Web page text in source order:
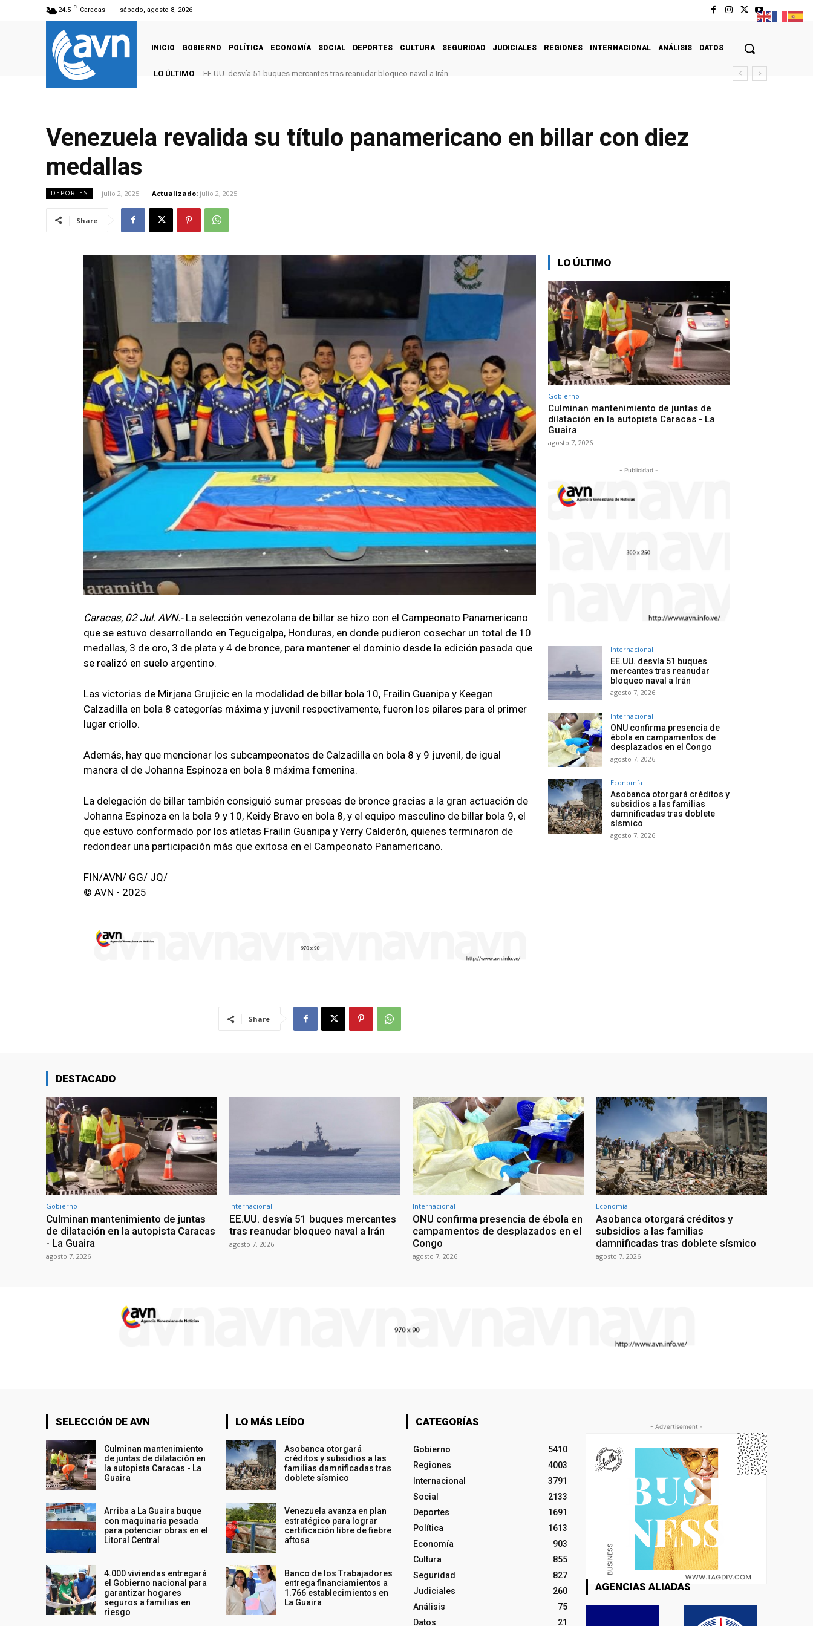
24.5 C Caracas sábado, agosto 8, 2026
INICIO GOBIERNO POLÍTICA ECONOMÍA SOCIAL DEPORTES CULTURA SEGURIDAD JUDICIALES REGIONES INTERNACIONAL ANÁLISIS DATOS
LO ÚLTIMO EE.UU. desvía 51 buques mercantes tras reanudar bloqueo naval a Irán
Venezuela revalida su título panamericano en billar con diez
medallas
DEPORTES julio 2, 2025 Actualizado: julio 2, 2025
Share
Caracas, 02 Jul. AVN.- La selección venezolana de billar se hizo con el Campeonato Panamericano
que se estuvo desarrollando en Tegucigalpa, Honduras, en donde pudieron cosechar un total de 10
medallas, 3 de oro, 3 de plata y 4 de bronce, para mantener el dominio desde la edición pasada que
se realizó en suelo argentino.
Las victorias de Mirjana Grujicic en la modalidad de billar bola 10, Frailin Guanipa y Keegan
Calzadilla en bola 8 categorías máxima y juvenil respectivamente, fueron los pilares para el primer
lugar criollo.
Además, hay que mencionar los subcampeonatos de Calzadilla en bola 8 y 9 juvenil, de igual
manera el de Johanna Espinoza en bola 8 máxima femenina.
La delegación de billar también consiguió sumar preseas de bronce gracias a la gran actuación de
Johanna Espinoza en la bola 9 y 10, Keidy Bravo en bola 8, y el equipo masculino de billar bola 9, el
que estuvo conformado por los atletas Frailin Guanipa y Yerry Calderón, quienes terminaron de
redondear una participación más que exitosa en el Campeonato Panamericano.
FIN/AVN/ GG/ JQ/
© AVN - 2025
Share
LO ÚLTIMO
Gobierno
Culminan mantenimiento de juntas de
dilatación en la autopista Caracas - La
Guaira
agosto 7, 2026
- Publicidad -
Internacional
EE.UU. desvía 51 buques
mercantes tras reanudar
bloqueo naval a Irán
agosto 7, 2026
Internacional
ONU confirma presencia de
ébola en campamentos de
desplazados en el Congo
agosto 7, 2026
Economía
Asobanca otorgará créditos y
subsidios a las familias
damnificadas tras doblete
sísmico
agosto 7, 2026
DESTACADO
Gobierno
Culminan mantenimiento de juntas
de dilatación en la autopista Caracas
- La Guaira
agosto 7, 2026
Internacional
EE.UU. desvía 51 buques mercantes
tras reanudar bloqueo naval a Irán
agosto 7, 2026
Internacional
ONU confirma presencia de ébola en
campamentos de desplazados en el
Congo
agosto 7, 2026
Economía
Asobanca otorgará créditos y
subsidios a las familias
damnificadas tras doblete sísmico
agosto 7, 2026
SELECCIÓN DE AVN
Culminan mantenimiento
de juntas de dilatación en
la autopista Caracas - La
Guaira
Arriba a La Guaira buque
con maquinaria pesada
para potenciar obras en el
Litoral Central
4.000 viviendas entregará
el Gobierno nacional para
garantizar hogares
seguros a familias en
riesgo
LO MÁS LEÍDO
Asobanca otorgará
créditos y subsidios a las
familias damnificadas tras
doblete sísmico
Venezuela avanza en plan
estratégico para lograr
certificación libre de fiebre
aftosa
Banco de los Trabajadores
entrega financiamientos a
1.766 establecimientos en
La Guaira
CATEGORÍAS
Gobierno
5410
Regiones
4003
Internacional
3791
Social
2133
Deportes
1691
Política
1613
Economía
903
Cultura
855
Seguridad
827
Judiciales
260
Análisis
75
Datos
21
- Advertisement -
AGENCIAS ALIADAS